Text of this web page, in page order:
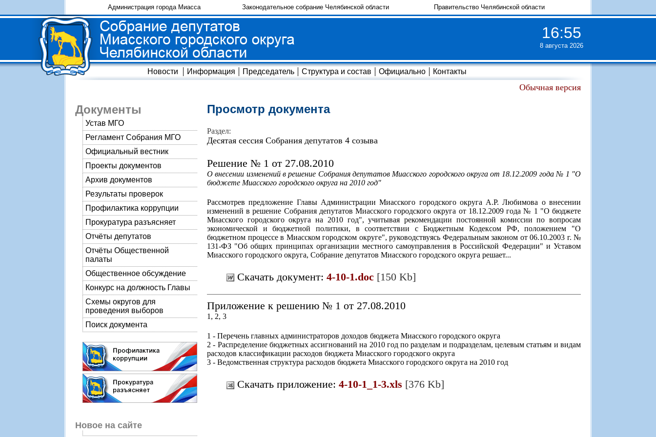
Администрация города Миасса Законодательное собрание Челябинской области Правительство Челябинской области
16:55
8 августа 2026
Новости Информация Председатель Структура и состав Официально Контакты
Обычная версия
Документы
Устав МГО
Регламент Собрания МГО
Официальный вестник
Проекты документов
Архив документов
Результаты проверок
Профилактика коррупции
Прокуратура разъясняет
Отчёты депутатов
Отчёты Общественной
палаты
Общественное обсуждение
Конкурс на должность Главы
Схемы округов для
проведения выборов
Поиск документа
Новое на сайте
Просмотр документа
Раздел:
Десятая сессия Собрания депутатов 4 созыва
Решение № 1 от 27.08.2010
О внесении изменений в решение Собрания депутатов Миасского городского округа от 18.12.2009 года № 1 "О
бюджете Миасского городского округа на 2010 год"
Рассмотрев предложение Главы Администрации Миасского городского округа А.Р. Любимова о внесении
изменений в решение Собрания депутатов Миасского городского округа от 18.12.2009 года № 1 "О бюджете
Миасского городского округа на 2010 год", учитывая рекомендации постоянной комиссии по вопросам
экономической и бюджетной политики, в соответствии с Бюджетным Кодексом РФ, положением "О
бюджетном процессе в Миасском городском округе", руководствуясь Федеральным законом от 06.10.2003 г. №
131-ФЗ "Об общих принципах организации местного самоуправления в Российской Федерации" и Уставом
Миасского городского округа, Собрание депутатов Миасского городского округа решает...
Скачать документ: 4-10-1.doc [150 Kb]
Приложение к решению № 1 от 27.08.2010
1, 2, 3
1 - Перечень главных администраторов доходов бюджета Миасского городского округа
2 - Распределение бюджетных ассигнований на 2010 год по разделам и подразделам, целевым статьям и видам
расходов классификации расходов бюджета Миасского городского округа
3 - Ведомственная структура расходов бюджета Миасского городского округа на 2010 год
Скачать приложение: 4-10-1_1-3.xls [376 Kb]